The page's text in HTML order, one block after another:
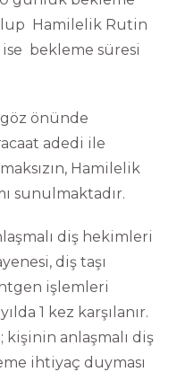
Hamilelik Rutin
bekleme süresi
önünde
adedi ile
Hamilelik
sunulmaktadır.
diş hekimleri
diş taşı
işlemleri
1 kez karşılanır.
kişinin anlaşmalı diş
ihtiyaç duyması